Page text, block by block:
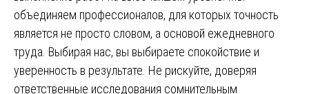
объединяем профессионалов, для которых точность
является не просто словом, а основой ежедневного
труда. Выбирая нас, вы выбираете спокойствие и
уверенность в результате. Не рискуйте, доверяя
ответственные исследования сомнительным